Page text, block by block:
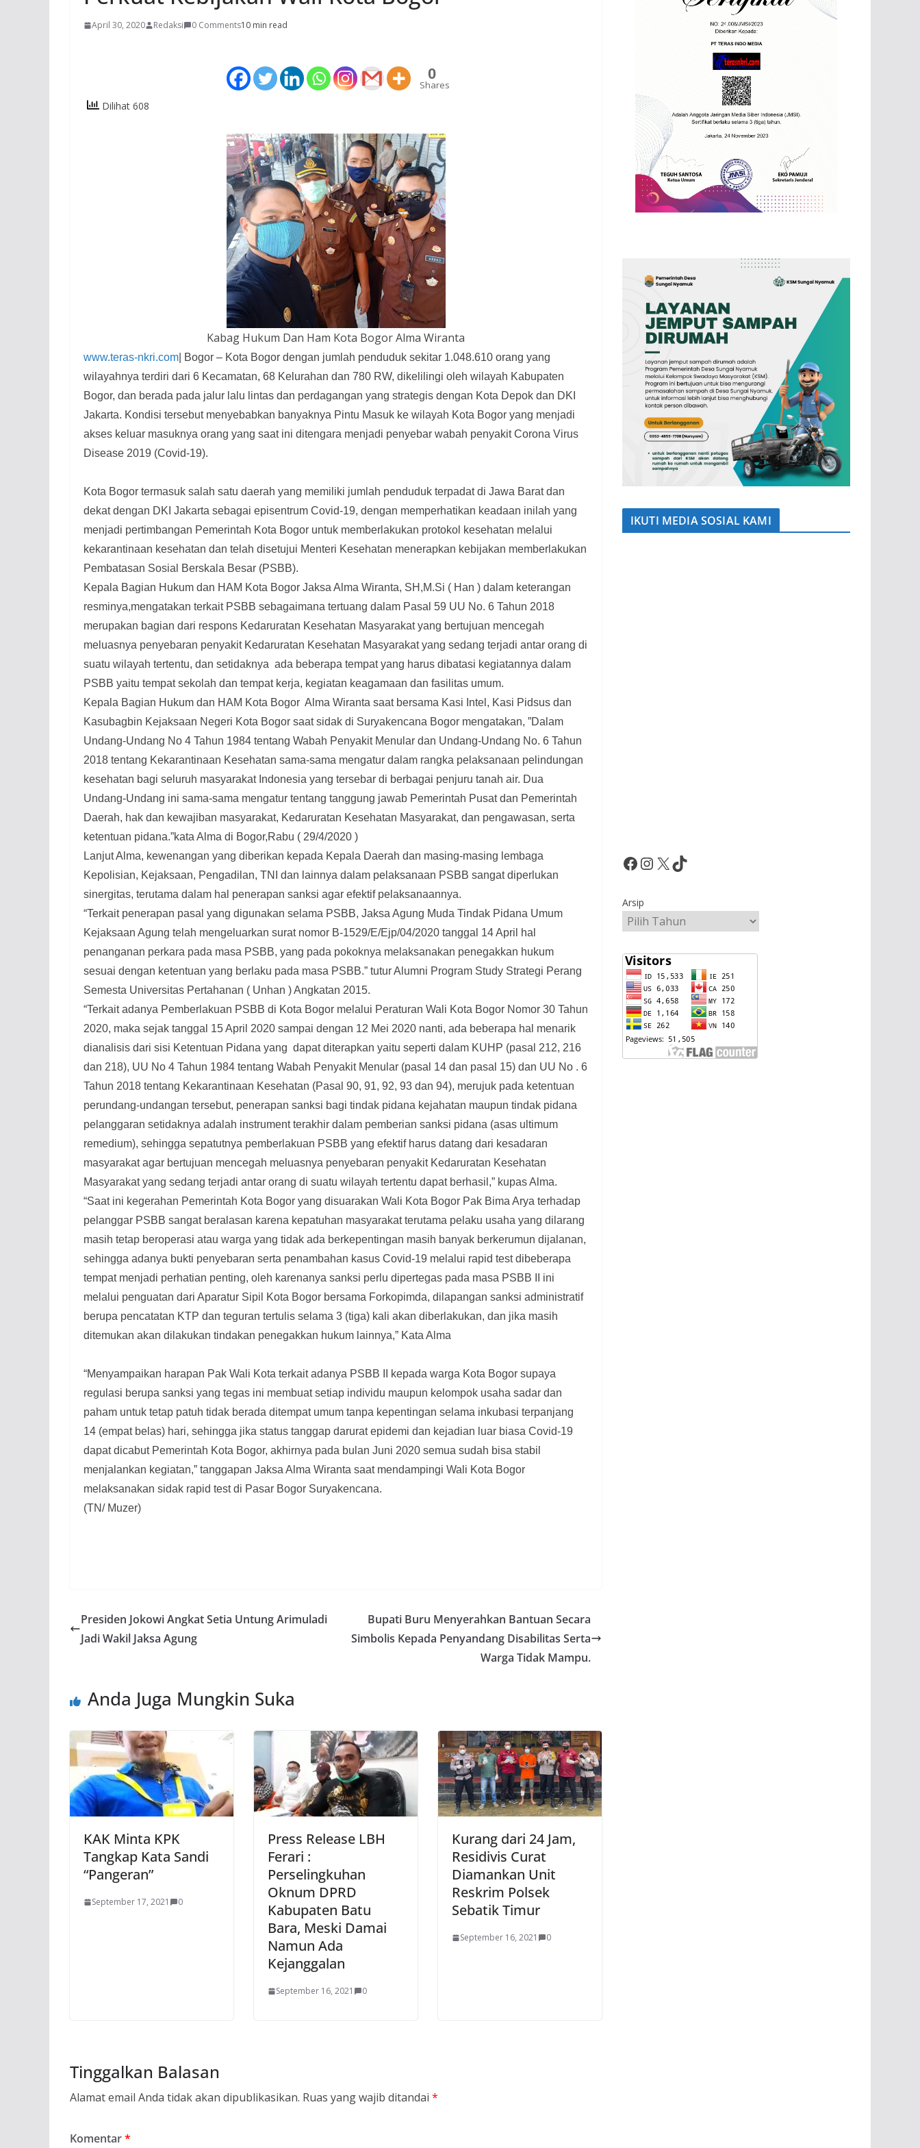
April 30, 2020 Redaksi 0 Comments10 min read
0
Shares
Dilihat 608
Kabag Hukum Dan Ham Kota Bogor Alma Wiranta
www.teras-nkri.com | Bogor – Kota Bogor dengan jumlah penduduk sekitar 1.048.610 orang yang
wilayahnya terdiri dari 6 Kecamatan, 68 Kelurahan dan 780 RW, dikelilingi oleh wilayah Kabupaten
Bogor, dan berada pada jalur lalu lintas dan perdagangan yang strategis dengan Kota Depok dan DKI
Jakarta. Kondisi tersebut menyebabkan banyaknya Pintu Masuk ke wilayah Kota Bogor yang menjadi
akses keluar masuknya orang yang saat ini ditengara menjadi penyebar wabah penyakit Corona Virus
Disease 2019 (Covid-19).
Kota Bogor termasuk salah satu daerah yang memiliki jumlah penduduk terpadat di Jawa Barat dan
dekat dengan DKI Jakarta sebagai episentrum Covid-19, dengan memperhatikan keadaan inilah yang
menjadi pertimbangan Pemerintah Kota Bogor untuk memberlakukan protokol kesehatan melalui
kekarantinaan kesehatan dan telah disetujui Menteri Kesehatan menerapkan kebijakan memberlakukan
Pembatasan Sosial Berskala Besar (PSBB).
Kepala Bagian Hukum dan HAM Kota Bogor Jaksa Alma Wiranta, SH,M.Si ( Han ) dalam keterangan
resminya,mengatakan terkait PSBB sebagaimana tertuang dalam Pasal 59 UU No. 6 Tahun 2018
merupakan bagian dari respons Kedaruratan Kesehatan Masyarakat yang bertujuan mencegah
meluasnya penyebaran penyakit Kedaruratan Kesehatan Masyarakat yang sedang terjadi antar orang di
suatu wilayah tertentu, dan setidaknya ada beberapa tempat yang harus dibatasi kegiatannya dalam
PSBB yaitu tempat sekolah dan tempat kerja, kegiatan keagamaan dan fasilitas umum.
Kepala Bagian Hukum dan HAM Kota Bogor Alma Wiranta saat bersama Kasi Intel, Kasi Pidsus dan
Kasubagbin Kejaksaan Negeri Kota Bogor saat sidak di Suryakencana Bogor mengatakan, ”Dalam
Undang-Undang No 4 Tahun 1984 tentang Wabah Penyakit Menular dan Undang-Undang No. 6 Tahun
2018 tentang Kekarantinaan Kesehatan sama-sama mengatur dalam rangka pelaksanaan pelindungan
kesehatan bagi seluruh masyarakat Indonesia yang tersebar di berbagai penjuru tanah air. Dua
Undang-Undang ini sama-sama mengatur tentang tanggung jawab Pemerintah Pusat dan Pemerintah
Daerah, hak dan kewajiban masyarakat, Kedaruratan Kesehatan Masyarakat, dan pengawasan, serta
ketentuan pidana.”kata Alma di Bogor,Rabu ( 29/4/2020 )
Lanjut Alma, kewenangan yang diberikan kepada Kepala Daerah dan masing-masing lembaga
Kepolisian, Kejaksaan, Pengadilan, TNI dan lainnya dalam pelaksanaan PSBB sangat diperlukan
sinergitas, terutama dalam hal penerapan sanksi agar efektif pelaksanaannya.
“Terkait penerapan pasal yang digunakan selama PSBB, Jaksa Agung Muda Tindak Pidana Umum
Kejaksaan Agung telah mengeluarkan surat nomor B-1529/E/Ejp/04/2020 tanggal 14 April hal
penanganan perkara pada masa PSBB, yang pada pokoknya melaksanakan penegakkan hukum
sesuai dengan ketentuan yang berlaku pada masa PSBB.” tutur Alumni Program Study Strategi Perang
Semesta Universitas Pertahanan ( Unhan ) Angkatan 2015.
“Terkait adanya Pemberlakuan PSBB di Kota Bogor melalui Peraturan Wali Kota Bogor Nomor 30 Tahun
2020, maka sejak tanggal 15 April 2020 sampai dengan 12 Mei 2020 nanti, ada beberapa hal menarik
dianalisis dari sisi Ketentuan Pidana yang dapat diterapkan yaitu seperti dalam KUHP (pasal 212, 216
dan 218), UU No 4 Tahun 1984 tentang Wabah Penyakit Menular (pasal 14 dan pasal 15) dan UU No . 6
Tahun 2018 tentang Kekarantinaan Kesehatan (Pasal 90, 91, 92, 93 dan 94), merujuk pada ketentuan
perundang-undangan tersebut, penerapan sanksi bagi tindak pidana kejahatan maupun tindak pidana
pelanggaran setidaknya adalah instrument terakhir dalam pemberian sanksi pidana (asas ultimum
remedium), sehingga sepatutnya pemberlakuan PSBB yang efektif harus datang dari kesadaran
masyarakat agar bertujuan mencegah meluasnya penyebaran penyakit Kedaruratan Kesehatan
Masyarakat yang sedang terjadi antar orang di suatu wilayah tertentu dapat berhasil,” kupas Alma.
“Saat ini kegerahan Pemerintah Kota Bogor yang disuarakan Wali Kota Bogor Pak Bima Arya terhadap
pelanggar PSBB sangat beralasan karena kepatuhan masyarakat terutama pelaku usaha yang dilarang
masih tetap beroperasi atau warga yang tidak ada berkepentingan masih banyak berkerumun dijalanan,
sehingga adanya bukti penyebaran serta penambahan kasus Covid-19 melalui rapid test dibeberapa
tempat menjadi perhatian penting, oleh karenanya sanksi perlu dipertegas pada masa PSBB II ini
melalui penguatan dari Aparatur Sipil Kota Bogor bersama Forkopimda, dilapangan sanksi administratif
berupa pencatatan KTP dan teguran tertulis selama 3 (tiga) kali akan diberlakukan, dan jika masih
ditemukan akan dilakukan tindakan penegakkan hukum lainnya,” Kata Alma
“Menyampaikan harapan Pak Wali Kota terkait adanya PSBB II kepada warga Kota Bogor supaya
regulasi berupa sanksi yang tegas ini membuat setiap individu maupun kelompok usaha sadar dan
paham untuk tetap patuh tidak berada ditempat umum tanpa kepentingan selama inkubasi terpanjang
14 (empat belas) hari, sehingga jika status tanggap darurat epidemi dan kejadian luar biasa Covid-19
dapat dicabut Pemerintah Kota Bogor, akhirnya pada bulan Juni 2020 semua sudah bisa stabil
menjalankan kegiatan,” tanggapan Jaksa Alma Wiranta saat mendampingi Wali Kota Bogor
melaksanakan sidak rapid test di Pasar Bogor Suryakencana.
(TN/ Muzer)
Presiden Jokowi Angkat Setia Untung Arimuladi
Jadi Wakil Jaksa Agung
Bupati Buru Menyerahkan Bantuan Secara
Simbolis Kepada Penyandang Disabilitas Serta
Warga Tidak Mampu.
Anda Juga Mungkin Suka
KAK Minta KPK
Tangkap Kata Sandi
“Pangeran”
September 17, 2021 0
Press Release LBH
Ferari :
Perselingkuhan
Oknum DPRD
Kabupaten Batu
Bara, Meski Damai
Namun Ada
Kejanggalan
September 16, 2021 0
Kurang dari 24 Jam,
Residivis Curat
Diamankan Unit
Reskrim Polsek
Sebatik Timur
September 16, 2021 0
Tinggalkan Balasan
Alamat email Anda tidak akan dipublikasikan. Ruas yang wajib ditandai *
Komentar*
IKUTI MEDIA SOSIAL KAMI
Facebook InstagramX TikTok
Arsip